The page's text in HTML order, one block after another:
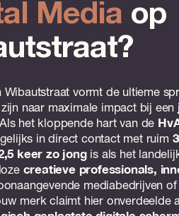
Media op
Wibautstraat vormt de ultieme
naar maximale impact bij een
het kloppende hart van de
in direct contact met ruim
keer zo jongis als het
creatieve professionals,
mediabedrijven
merk claimt hier onverdeelde